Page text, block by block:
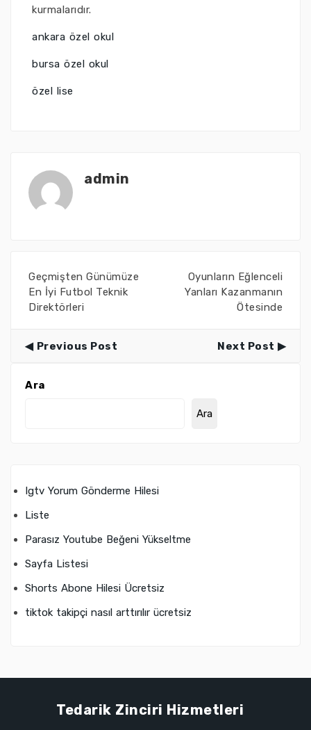
kurmalarıdır.
ankara özel okul
bursa özel okul
özel lise
admin
Geçmişten Günümüze
En İyi Futbol Teknik
Direktörleri
Oyunların Eğlenceli
Yanları Kazanmanın
Ötesinde
Previous Post Next Post
Ara
Ara
Igtv Yorum Gönderme Hilesi
Liste
Parasız Youtube Beğeni Yükseltme
Sayfa Listesi
Shorts Abone Hilesi Ücretsiz
tiktok takipçi nasıl arttırılır ücretsiz
Tedarik Zinciri Hizmetleri